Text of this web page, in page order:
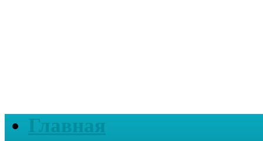
Главная